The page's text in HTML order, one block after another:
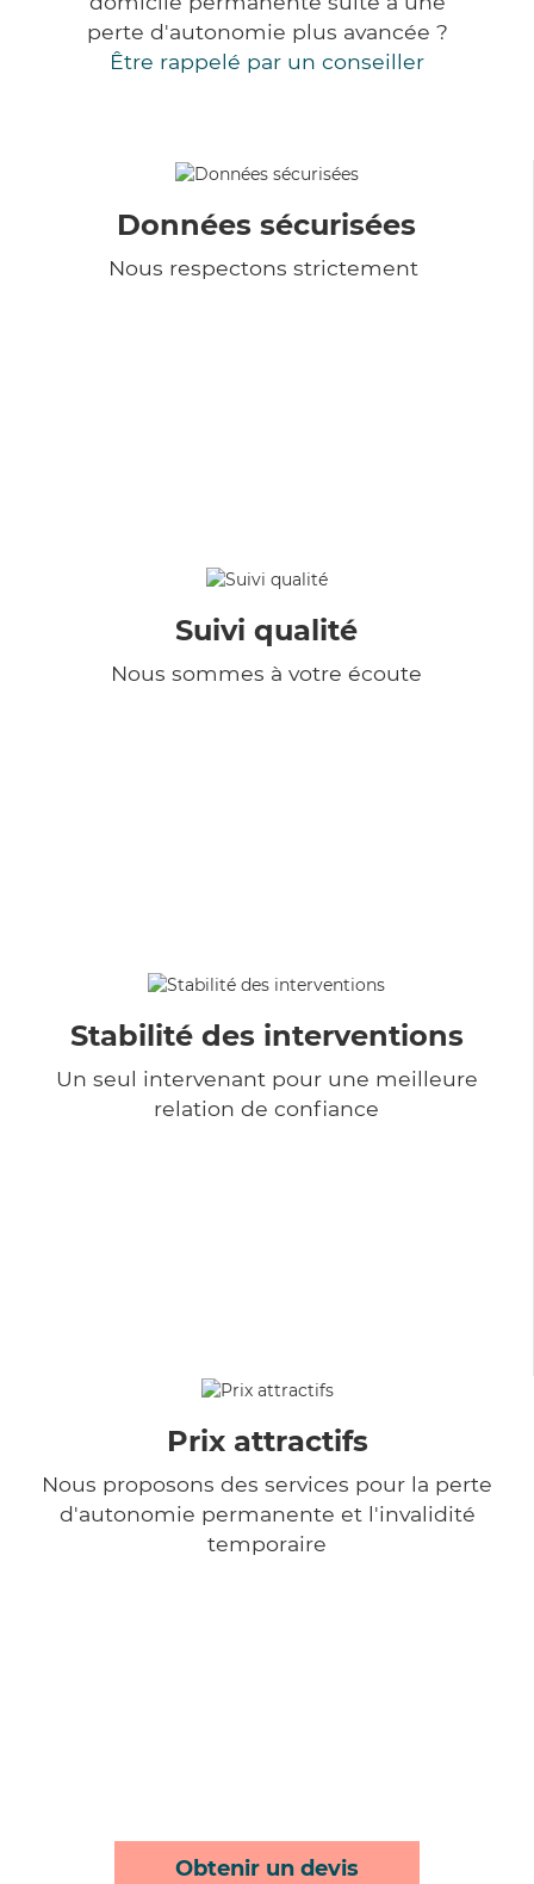
perte d'autonomie plus avancée ?
Être rappelé par un conseiller
Données sécurisées
Nous respectons strictement
Suivi qualité
Nous sommes à votre écoute
Stabilité des interventions
Un seul intervenant pour une meilleure
relation de confiance
Prix attractifs
Nous proposons des services pour la perte
d'autonomie permanente et l'invalidité
temporaire
Obtenir un devis